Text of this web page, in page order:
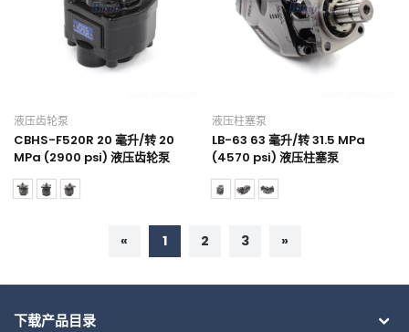
液压齿轮泵
CBHS-F520R 20 毫升/转 20
MPa (2900 psi) 液压齿轮泵
液压柱塞泵
LB-63 63 毫升/转 31.5 MPa
(4570 psi) 液压柱塞泵
« 1 2 3 »
下载产品目录